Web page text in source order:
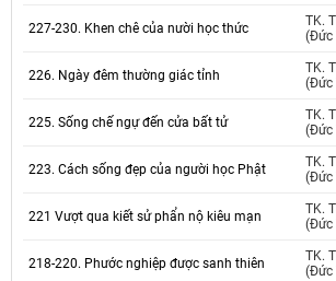
227-230. Khen chê của nười học thức
TK.
(Đức
226. Ngày đêm thường giác tỉnh
TK.
(Đức
225. Sống chế ngự đến cửa bất tử
TK.
(Đức
223. Cách sống đẹp của người học Phật
TK.
(Đức
221 Vượt qua kiết sử phẩn nộ kiêu mạn
TK.
(Đức
218-220. Phước nghiệp được sanh thiên
TK.
(Đức